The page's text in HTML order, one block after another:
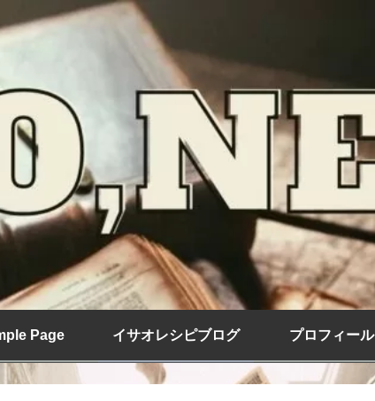
Page イサオレシピブログ プロフィール